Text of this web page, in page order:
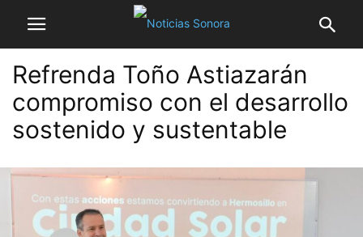
Refrenda Toño Astiazarán
compromiso con el desarrollo
sostenido y sustentable